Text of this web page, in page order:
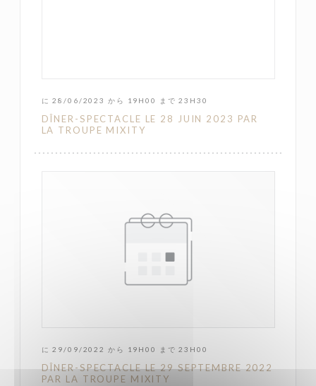
に 28/06/2023 から 19H00 まで 23H30
DÎNER-SPECTACLE LE 28 JUIN 2023 PAR
LA TROUPE MIXITY
に 29/09/2022 から 19H00 まで 23H00
DÎNER-SPECTACLE LE 29 SEPTEMBRE 2022
PAR LA TROUPE MIXITY